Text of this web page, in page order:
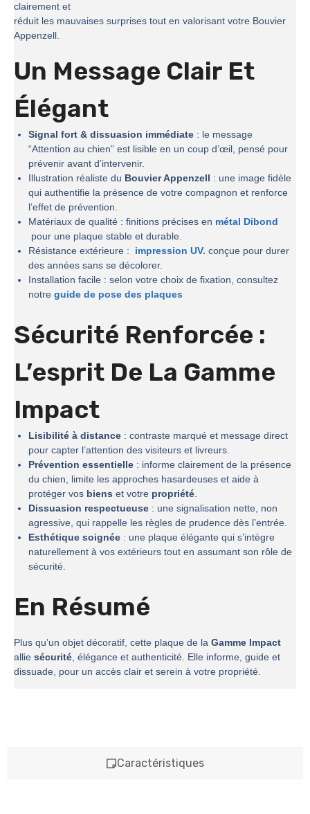
Caractéristiques
clairement et
réduit les mauvaises surprises tout en valorisant votre Bouvier
Appenzell.
Un Message Clair Et
Élégant
Signal fort & dissuasion immédiate : le message
“Attention au chien” est lisible en un coup d’œil, pensé pour
prévenir avant d’intervenir.
Illustration réaliste du Bouvier Appenzell : une image fidèle
qui authentifie la présence de votre compagnon et renforce
l’effet de prévention.
Matériaux de qualité : finitions précises en métal Dibond
pour une plaque stable et durable.
Résistance extérieure :
impression UV. conçue pour durer
des années sans se décolorer.
Installation facile : selon votre choix de fixation, consultez
notre guide de pose des plaques
Sécurité Renforcée :
L’esprit De La Gamme
Impact
Lisibilité à distance : contraste marqué et message direct
pour capter l’attention des visiteurs et livreurs.
Prévention essentielle : informe clairement de la présence
du chien, limite les approches hasardeuses et aide à
protéger vos biens et votre propriété.
Dissuasion respectueuse : une signalisation nette, non
agressive, qui rappelle les règles de prudence dès l’entrée.
Esthétique soignée : une plaque élégante qui s’intègre
naturellement à vos extérieurs tout en assumant son rôle de
sécurité.
En Résumé
Plus qu’un objet décoratif, cette plaque de la Gamme Impact
allie sécurité, élégance et authenticité. Elle informe, guide et
dissuade, pour un accès clair et serein à votre propriété.